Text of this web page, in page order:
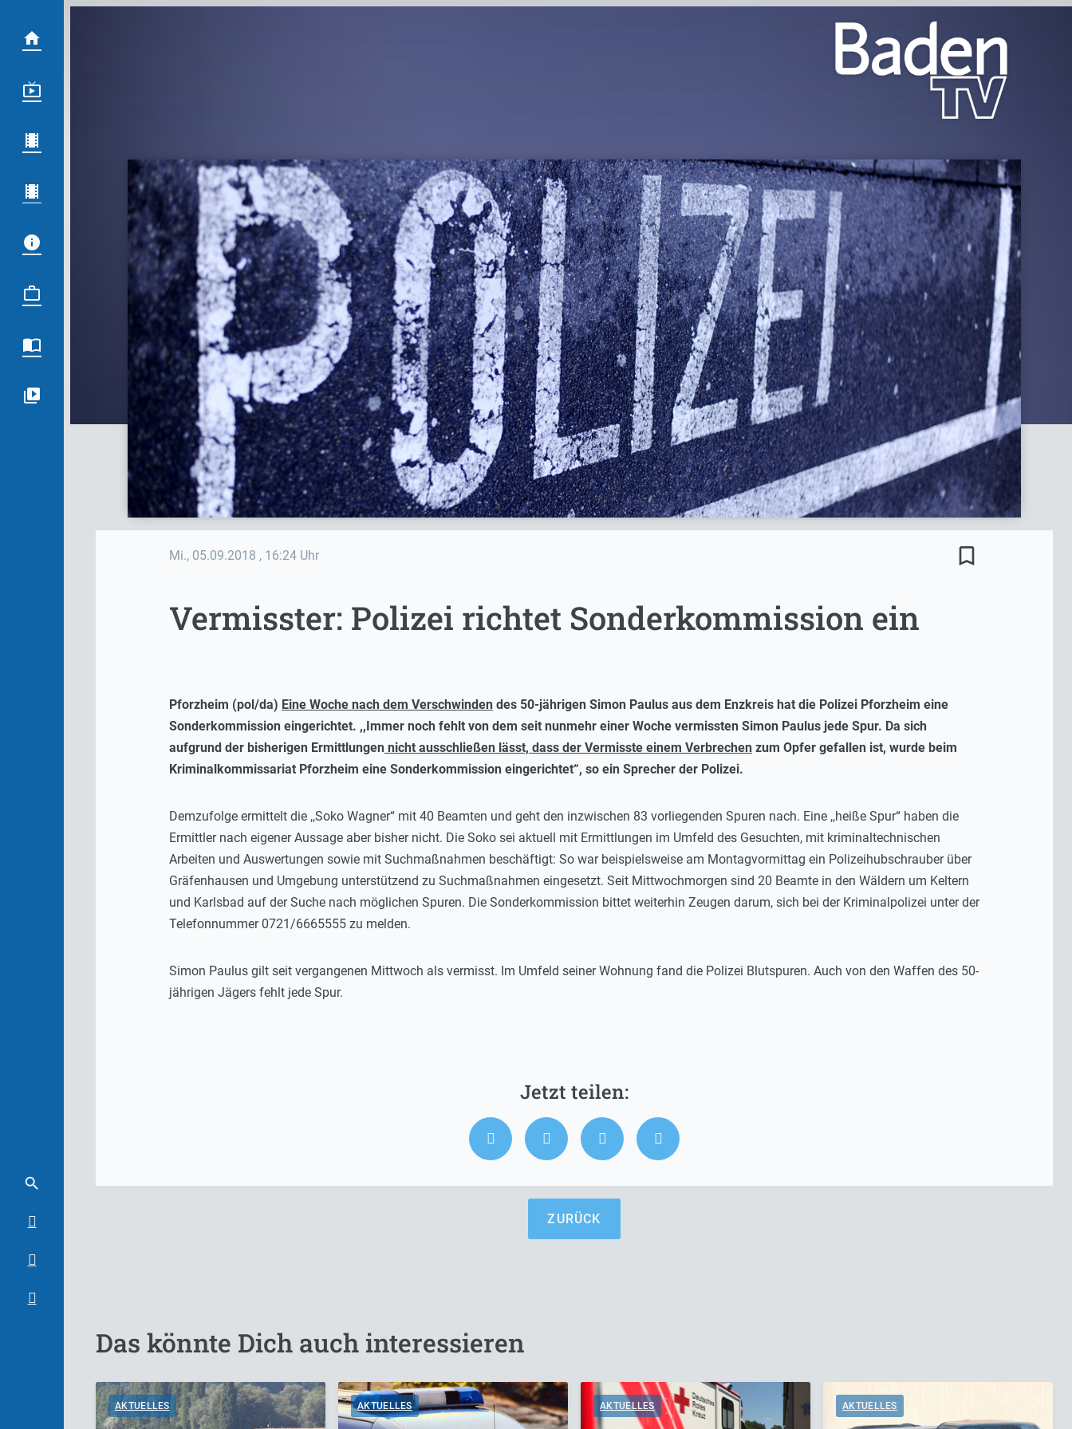
Mi., 05.09.2018 , 16:24 Uhr bookmark_border
Vermisster: Polizei richtet Sonderkommission ein
Pforzheim (pol/da) Eine Woche nach dem Verschwinden des 50-jährigen Simon Paulus aus dem Enzkreis hat die Polizei Pforzheim eine
Sonderkommission eingerichtet. ,,Immer noch fehlt von dem seit nunmehr einer Woche vermissten Simon Paulus jede Spur. Da sich
aufgrund der bisherigen Ermittlungen nicht ausschließen lässt, dass der Vermisste einem Verbrechen zum Opfer gefallen ist, wurde beim
Kriminalkommissariat Pforzheim eine Sonderkommission eingerichtet“, so ein Sprecher der Polizei.
Demzufolge ermittelt die ,,Soko Wagner“ mit 40 Beamten und geht den inzwischen 83 vorliegenden Spuren nach. Eine ,,heiße Spur“ haben die
Ermittler nach eigener Aussage aber bisher nicht. Die Soko sei aktuell mit Ermittlungen im Umfeld des Gesuchten, mit kriminaltechnischen
Arbeiten und Auswertungen sowie mit Suchmaßnahmen beschäftigt: So war beispielsweise am Montagvormittag ein Polizeihubschrauber über
Gräfenhausen und Umgebung unterstützend zu Suchmaßnahmen eingesetzt. Seit Mittwochmorgen sind 20 Beamte in den Wäldern um Keltern
und Karlsbad auf der Suche nach möglichen Spuren. Die Sonderkommission bittet weiterhin Zeugen darum, sich bei der Kriminalpolizei unter der
Telefonnummer 0721/6665555 zu melden.
Simon Paulus gilt seit vergangenen Mittwoch als vermisst. Im Umfeld seiner Wohnung fand die Polizei Blutspuren. Auch von den Waffen des 50-
jährigen Jägers fehlt jede Spur.
ZURÜCK
Das könnte Dich auch interessieren
AKTUELLES AKTUELLES AKTUELLES AKTUELLES